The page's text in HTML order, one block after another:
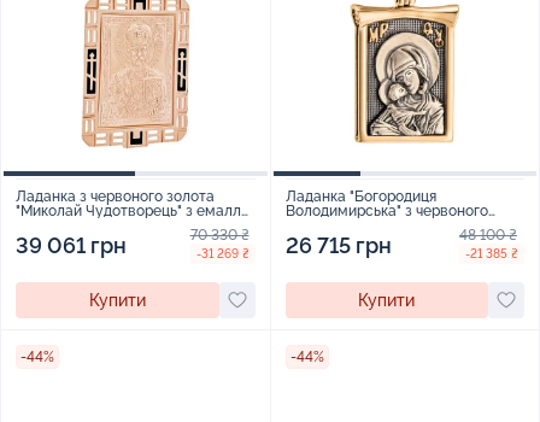
Ладанка з червоного золота
"Миколай Чудотворець" з емаллю
39 061 грн 70 330 ₴
-31 269 ₴
Купити
Ладанка "Богородиця
Володимирська" з червоного
золота з чорнінням - 1839303
26 715 грн 48 100 ₴
-21 385 ₴
Купити
-44% -44%